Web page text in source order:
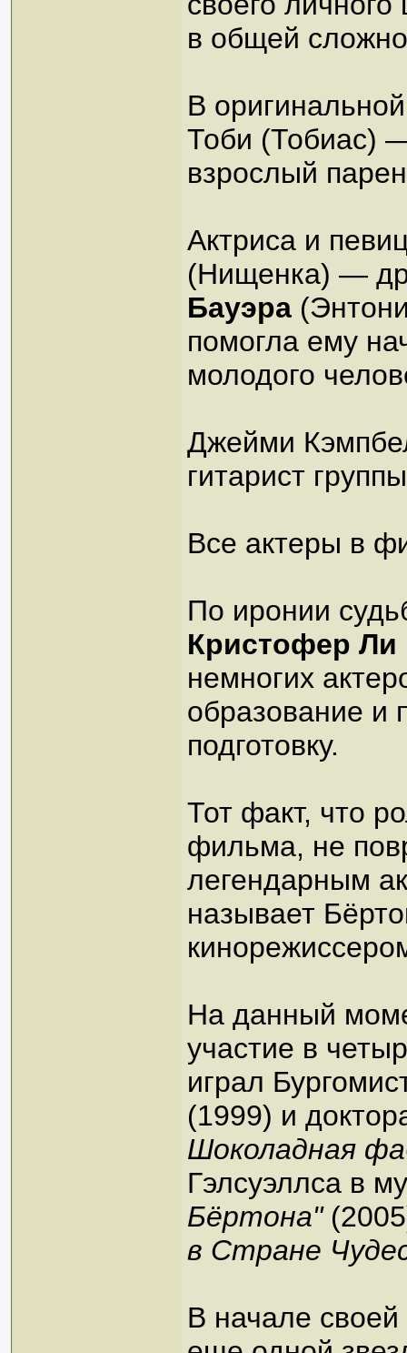
в общей
В
Тоби (Тобиас)
взрослый
Актриса и
(Нищенка) —
Бауэра
помогла ему
молодого
Джейми
гитарист
Все актеры в
По иронии
Кристофер Ли
немногих
образование и
подготовку.
Тот факт, что
фильма, не
легендарным
называет
На данный
участие в
играл
(1999) и
Шоколадная
Гэлсуэллса в
Бёртона"
в Стране
В начале